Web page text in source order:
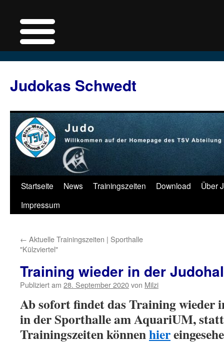
Judokas Schwedt
Zum
Inhalt
Startseite News Trainingszeiten Download
Über
Impressum
← Aktuelle Trainingszeiten | Sporthalle
"Külzviertel"
Training wieder in der
Publiziert am 28. September 2020von Milzi
Ab sofort findet das Training wieder
in der Sporthalle am AquariUM,
Trainingszeiten könnenhier